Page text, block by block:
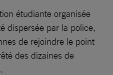
étudiante organisée
dispersée par la police,
de rejoindre le point
des dizaines de